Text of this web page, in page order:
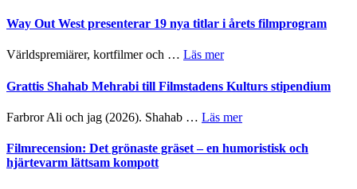
Way Out West presenterar 19 nya titlar i årets filmprogram
Världspremiärer, kortfilmer och … Läs merom
Out
West
19
titlar
Grattis Shahab Mehrabi till Filmstadens Kulturs stipendium
Farbror Ali och jag (2026). Shahab … Läs merom
Shahab
Filmrecension: Det grönaste gräset – en humoristisk och
hjärtevarm lättsam kompott